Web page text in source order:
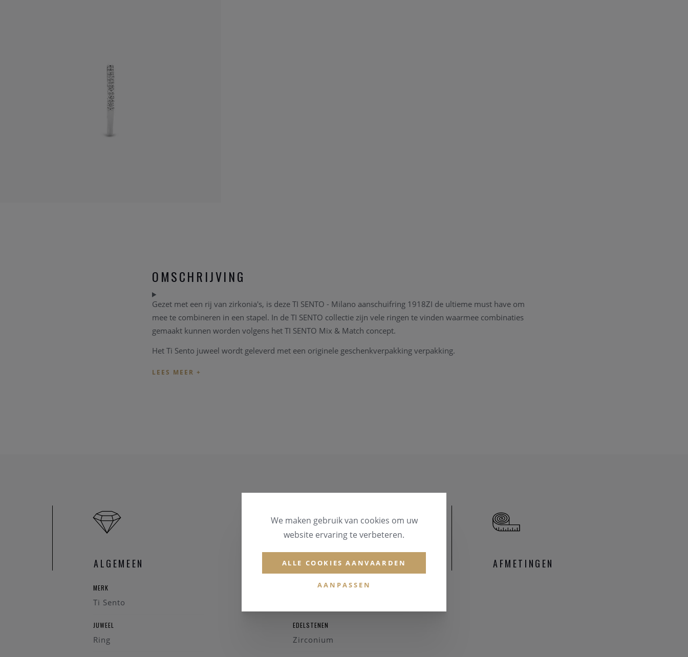
OMSCHRIJVING
Gezet met een rij van zirkonia's, is deze TI SENTO - Milano aanschuifring 1918ZI de ultieme must have om
mee te combineren in een stapel. In de TI SENTO collectie zijn vele ringen te vinden waarmee combinaties
gemaakt kunnen worden volgens het TI SENTO Mix & Match concept.
Het Ti Sento juweel wordt geleverd met een originele geschenkverpakking verpakking.
ALGEMEEN
MERK
Ti Sento
JUWEEL
Ring
MATERIAAL
MATERIAAL & KLEUR
EDELSTENEN
Zirconium
AFMETINGEN
We maken gebruik van cookies om uw
website ervaring te verbeteren.
ALLE COOKIES AANVAARDEN
AANPASSEN